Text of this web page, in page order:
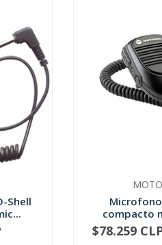
Shell
compacto
-$78.259